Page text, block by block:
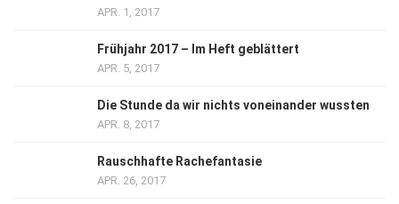
APR. 1, 2017
Frühjahr 2017 – Im Heft geblättert
APR. 5, 2017
Die Stunde da wir nichts voneinander wussten
APR. 8, 2017
Rauschhafte Rachefantasie
APR. 26, 2017